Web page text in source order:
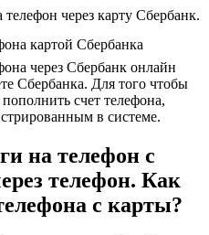
через карту Сбербанк.
картой Сбербанка
через Сбербанк онлайн
Сбербанка. Для того чтобы
счет телефона,
в системе.
на телефон с
телефон. Как
с карты?